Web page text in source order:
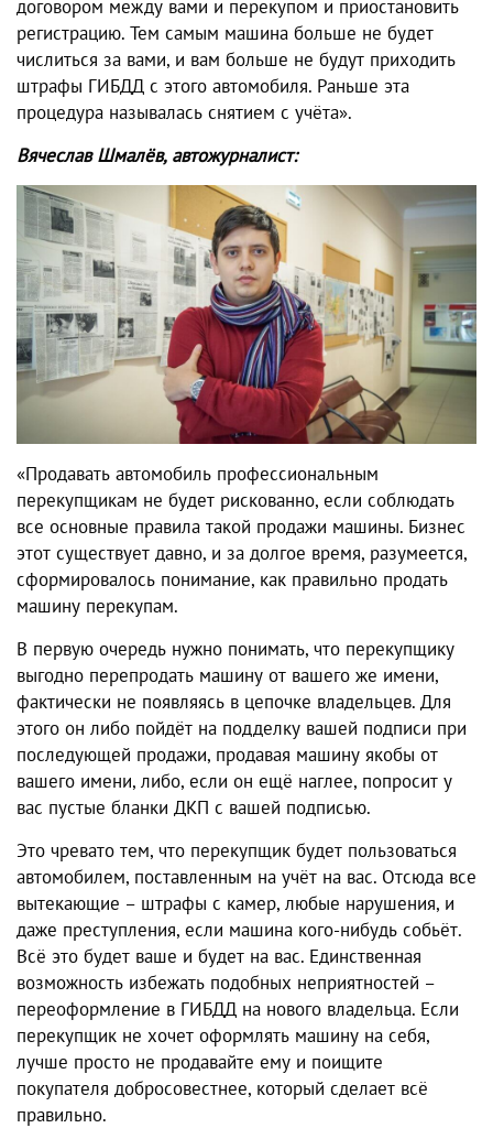
договором между вами и перекупом и приостановить
регистрацию. Тем самым машина больше не будет
числиться за вами, и вам больше не будут приходить
штрафы ГИБДД с этого автомобиля. Раньше эта
процедура называлась снятием с учёта».
Вячеслав Шмалёв, автожурналист:
«Продавать автомобиль профессиональным
перекупщикам не будет рискованно, если соблюдать
все основные правила такой продажи машины. Бизнес
этот существует давно, и за долгое время, разумеется,
сформировалось понимание, как правильно продать
машину перекупам.
В первую очередь нужно понимать, что перекупщику
выгодно перепродать машину от вашего же имени,
фактически не появляясь в цепочке владельцев. Для
этого он либо пойдёт на подделку вашей подписи при
последующей продажи, продавая машину якобы от
вашего имени, либо, если он ещё наглее, попросит у
вас пустые бланки ДКП с вашей подписью.
Это чревато тем, что перекупщик будет пользоваться
автомобилем, поставленным на учёт на вас. Отсюда все
вытекающие – штрафы с камер, любые нарушения, и
даже преступления, если машина кого-нибудь собьёт.
Всё это будет ваше и будет на вас. Единственная
возможность избежать подобных неприятностей –
переоформление в ГИБДД на нового владельца. Если
перекупщик не хочет оформлять машину на себя,
лучше просто не продавайте ему и поищите
покупателя добросовестнее, который сделает всё
правильно.